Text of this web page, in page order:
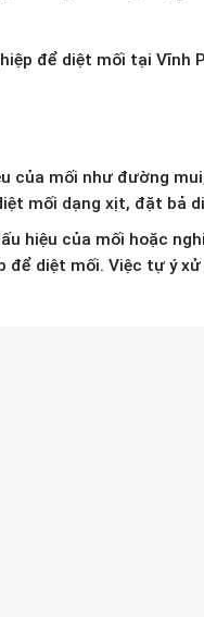
để diệt mối tại Vĩnh
của mối như đường
mối dạng xịt, đặt bả
hiệu của mối hoặc
để diệt mối. Việc tự ý